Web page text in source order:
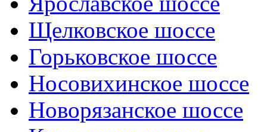
Щелковское шоссе
Горьковское шоссе
Носовихинское шоссе
Новорязанское шоссе